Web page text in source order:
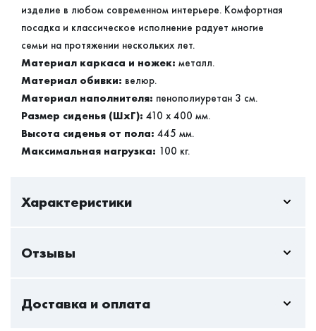
изделие в любом современном интерьере. Комфортная
посадка и классическое исполнение радует многие
семьи на протяжении нескольких лет.
Материал каркаса и ножек: металл.
Материал обивки: велюр.
Материал наполнителя: пенополиуретан 3 см.
Размер сиденья (ШхГ): 410 х 400 мм.
Высота сиденья от пола: 445 мм.
Максимальная нагрузка: 100 кг.
Характеристики
Отзывы
Пока нет отзывов - вы можете стать первым
Только авторизованный пользователь может оставлять
Доставка и оплата